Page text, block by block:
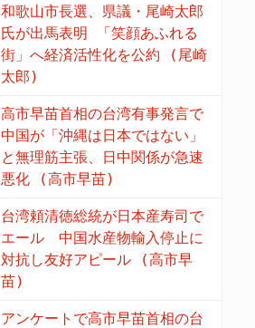
和歌山市長選、県議・尾崎太郎
氏が出馬表明 「笑顔あふれる
街」へ経済活性化を公約 (尾崎
太郎)
高市早苗首相の台湾有事発言で
中国が「沖縄は日本ではない」
と無理筋主張、日中関係が急速
悪化 (高市早苗)
台湾頼清徳総統が日本産寿司で
エール 中国水産物輸入停止に
対抗し友好アピール (高市早
苗)
アンケートで高市早苗首相の台